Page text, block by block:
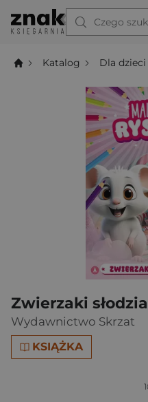
Czego
Katalog Dla dzieci
Zwierzaki
Wydawnictwo Skrzat
KSIĄŻKA